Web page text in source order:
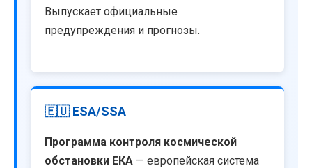
Выпускает официальные
предупреждения и прогнозы.
🇪🇺 ESA/SSA
Программа контроля космической
обстановки ЕКА — европейская система